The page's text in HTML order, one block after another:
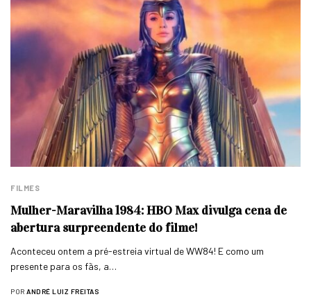
FILMES
Mulher-Maravilha 1984: HBO Max divulga cena de
abertura surpreendente do filme!
Aconteceu ontem a pré-estreia virtual de WW84! E como um
presente para os fãs, a…
POR ANDRÉ LUIZ FREITAS